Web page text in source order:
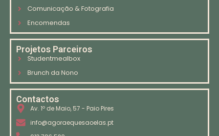
Comunicação & Fotografia
Encomendas
Projetos Parceiros
Studentmealbox
Brunch da Nono
Contactos
Av. 1º de Maio, 57 - Paio Pires
info@agoraequesaoelas.pt